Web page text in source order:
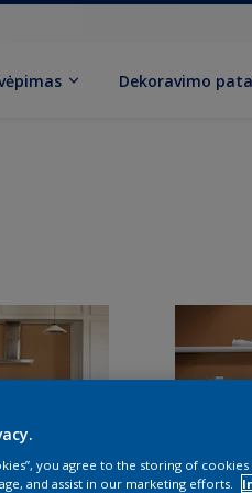
Dekoravimo
you agree to the storing of
and assist in our marketing efforts.